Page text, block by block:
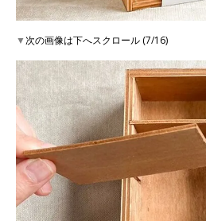
▼次の画像は下へスクロール (7/16)